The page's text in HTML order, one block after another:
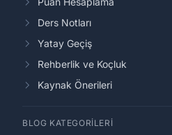
Ders Notları
Yatay Geçiş
Rehberlik ve Koçluk
Kaynak Önerileri
BLOG KATEGORILERI